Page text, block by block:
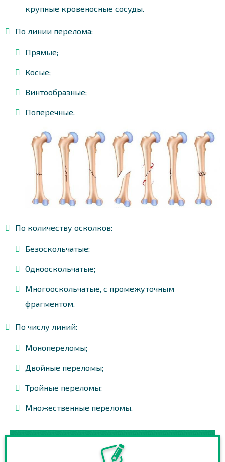
крупные кровеносные сосуды.
По линии перелома:
Прямые;
Косые;
Винтообразные;
Поперечные.
По количеству осколков:
Безоскольчатые;
Однооскольчатые;
Многооскольчатые, с промежуточным
фрагментом.
По числу линий:
Монопереломы;
Двойные переломы;
Тройные переломы;
Множественные переломы.